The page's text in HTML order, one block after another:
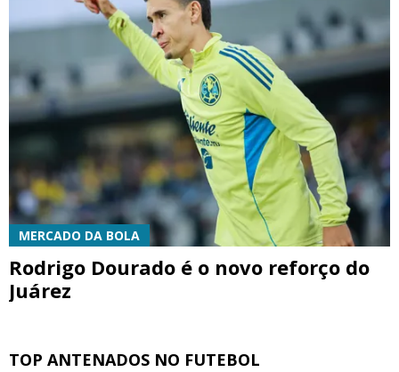
MERCADO DA BOLA
Rodrigo Dourado é o novo reforço do
Juárez
TOP ANTENADOS NO FUTEBOL